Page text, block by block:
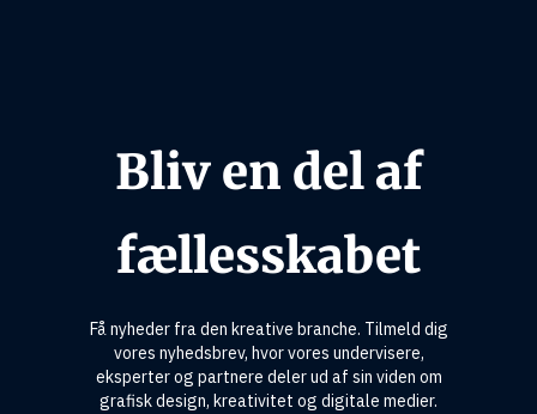
Bliv en del af
fællesskabet
Få nyheder fra den kreative branche. Tilmeld dig
vores nyhedsbrev, hvor vores undervisere,
eksperter og partnere deler ud af sin viden om
grafisk design, kreativitet og digitale medier.